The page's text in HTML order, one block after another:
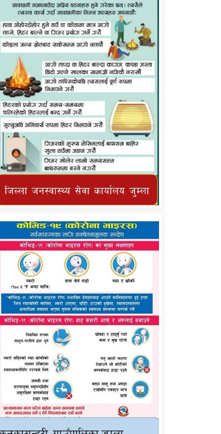
कर्णाली प्राविधि शिक्षालय जुम्लाको सुचना
तातोपानी गाउँपालिका जुम्लाको महिनावारी